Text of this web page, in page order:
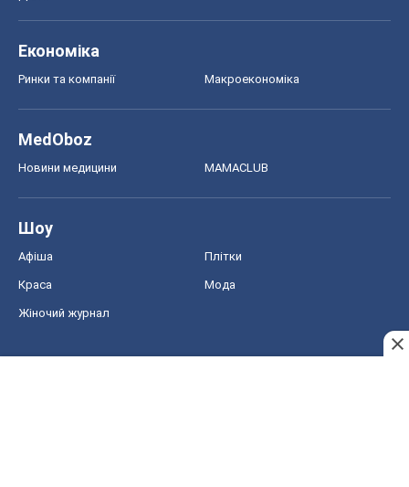
Економіка
Ринки та компанії Макроекономіка
MedOboz
Новини медицини MAMACLUB
Шоу
Афіша Плітки
Краса Мода
Жіночий журнал